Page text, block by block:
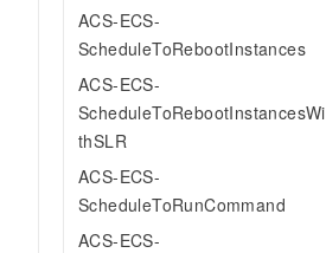
ACS-ECS-
ScheduleToRebootInstances
ACS-ECS-
ScheduleToRebootInstancesWi
thSLR
ACS-ECS-
ScheduleToRunCommand
ACS-ECS-